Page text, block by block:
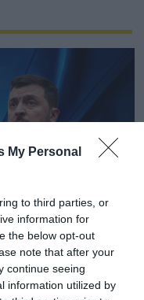
My Personal
to third parties, or
information for
the below opt-out
note that after your
continue seeing
information utilized by
Ελλάδας-